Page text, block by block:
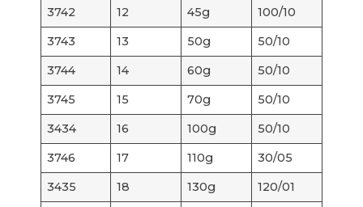
3742
12 45g
100/10
3743
13 50g
50/10
3744
14 60g
50/10
3745
15 70g
50/10
3434
16 100g
50/10
3746
17 110g
30/05
3435
18 130g
120/01